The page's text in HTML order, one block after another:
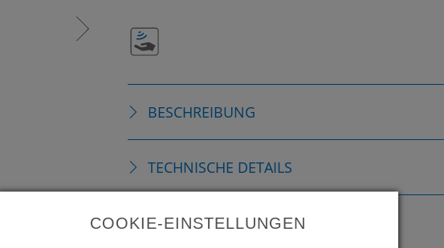
BESCHREIBUNG
TECHNISCHE DETAILS
ZUBEHÖR
COOKIE-EINSTELLUNGEN